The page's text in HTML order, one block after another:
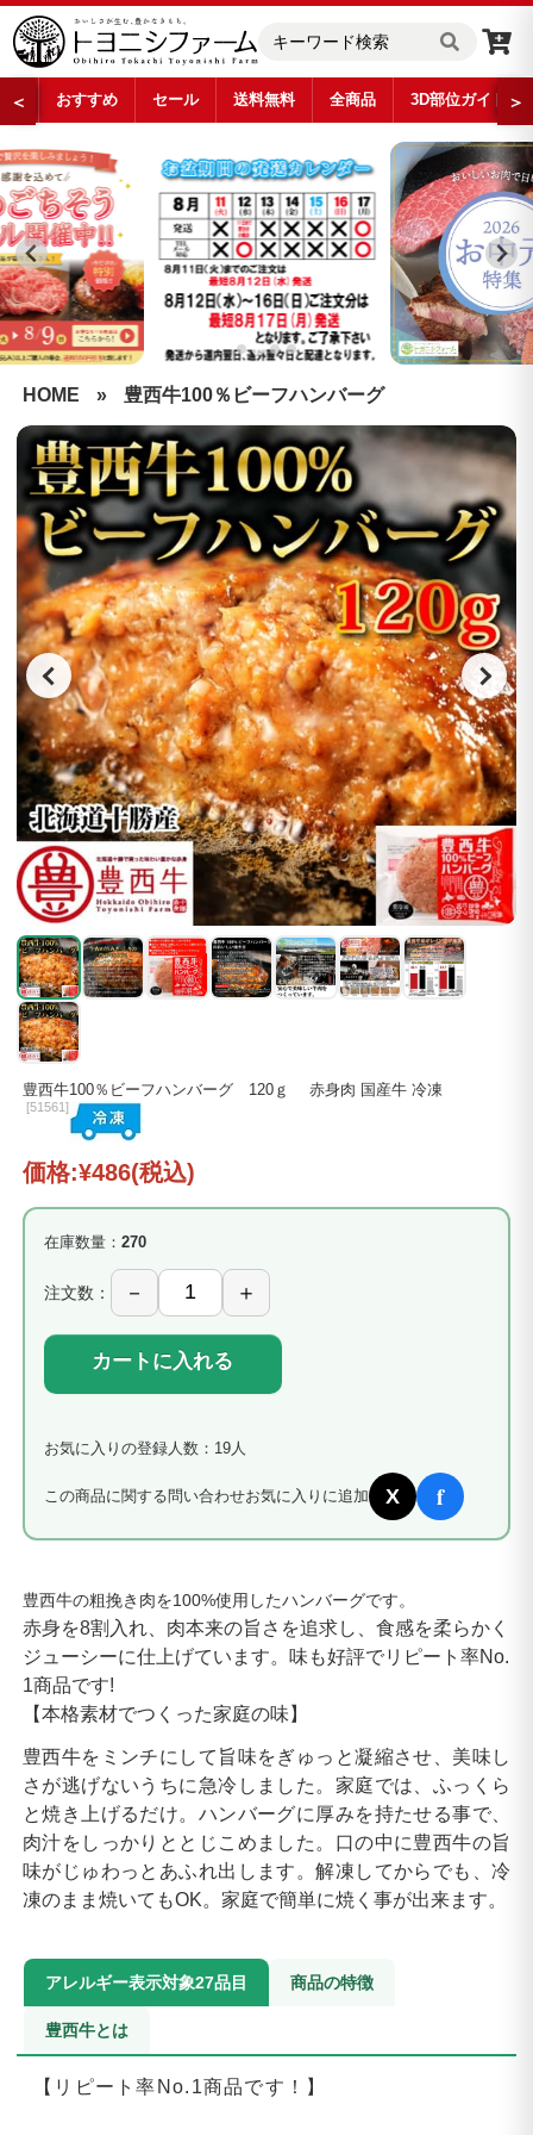
＜ おすすめ セール 送料無料 全商品 3D部位ガイド ＞
HOME » 豊西牛100％ビーフハンバーグ
豊西牛100％ビーフハンバーグ 120ｇ 赤身肉 国産牛 冷凍
[51561]
価格:¥486(税込)
在庫数量： 270
注文数：
カートに入れる
お気に入りの登録人数：19人
この商品に関する問い合わせお気に入りに追加 X f
豊西牛の粗挽き肉を100%使用したハンバーグです。
赤身を8割入れ、肉本来の旨さを追求し、食感を柔らかく
ジューシーに仕上げています。味も好評でリピート率No.
1商品です!
【本格素材でつくった家庭の味】
豊西牛をミンチにして旨味をぎゅっと凝縮させ、美味し
さが逃げないうちに急冷しました。家庭では、ふっくら
と焼き上げるだけ。ハンバーグに厚みを持たせる事で、
肉汁をしっかりととじこめました。口の中に豊西牛の旨
味がじゅわっとあふれ出します。解凍してからでも、冷
凍のまま焼いてもOK。家庭で簡単に焼く事が出来ます。
アレルギー表示対象27品目 商品の特徴
豊西牛とは
【リピート率No.1商品です！】